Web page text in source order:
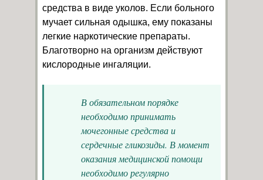
средства в виде уколов. Если больного
мучает сильная одышка, ему показаны
легкие наркотические препараты.
Благотворно на организм действуют
кислородные ингаляции.
В обязательном порядке
необходимо принимать
мочегонные средства и
сердечные гликозиды. В момент
оказания медицинской помощи
необходимо регулярно